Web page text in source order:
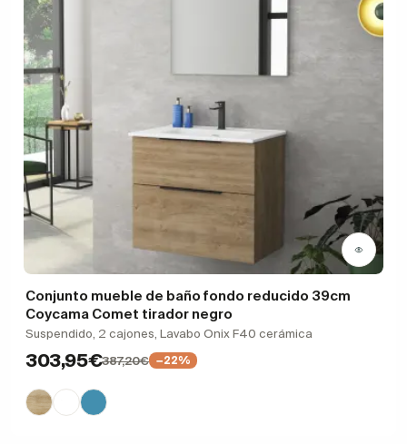
Conjunto mueble de baño fondo reducido 39cm
Coycama Comet tirador negro
Suspendido, 2 cajones, Lavabo Onix F40 cerámica
303,95€387,20€ −22%